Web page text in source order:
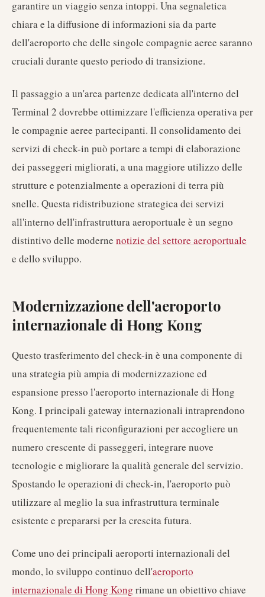
garantire un viaggio senza intoppi. Una segnaletica
chiara e la diffusione di informazioni sia da parte
dell'aeroporto che delle singole compagnie aeree saranno
cruciali durante questo periodo di transizione.
Il passaggio a un'area partenze dedicata all'interno del
Terminal 2 dovrebbe ottimizzare l'efficienza operativa per
le compagnie aeree partecipanti. Il consolidamento dei
servizi di check-in può portare a tempi di elaborazione
dei passeggeri migliorati, a una maggiore utilizzo delle
strutture e potenzialmente a operazioni di terra più
snelle. Questa ridistribuzione strategica dei servizi
all'interno dell'infrastruttura aeroportuale è un segno
distintivo delle moderne notizie del settore aeroportuale
e dello sviluppo.
Modernizzazione dell'aeroporto
internazionale di Hong Kong
Questo trasferimento del check-in è una componente di
una strategia più ampia di modernizzazione ed
espansione presso l'aeroporto internazionale di Hong
Kong. I principali gateway internazionali intraprendono
frequentemente tali riconfigurazioni per accogliere un
numero crescente di passeggeri, integrare nuove
tecnologie e migliorare la qualità generale del servizio.
Spostando le operazioni di check-in, l'aeroporto può
utilizzare al meglio la sua infrastruttura terminale
esistente e prepararsi per la crescita futura.
Come uno dei principali aeroporti internazionali del
mondo, lo sviluppo continuo dell'aeroporto
internazionale di Hong Kong rimane un obiettivo chiave